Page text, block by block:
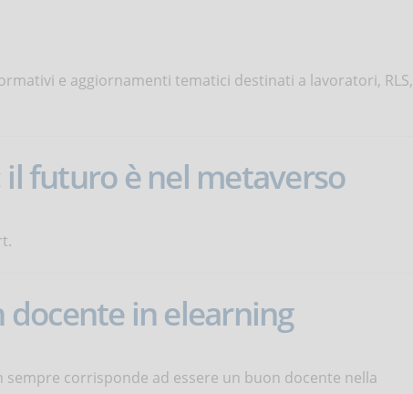
e aggiornamenti tematici destinati a lavoratori, RLS,
futuro è nel metaverso
docente in elearning
corrisponde ad essere un buon docente nella